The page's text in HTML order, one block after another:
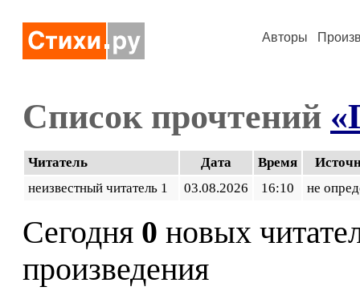
Авторы
Список прочтений
Читатель Дата Время
неизвестный читатель 1
03.08.2026 16:10 не
Сегодня 0 новых
произведения